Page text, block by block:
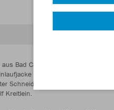
Bad Cannstatt in der Saison
und des neuen
Schneiderwerkstatt, von einem
Kreitlein.